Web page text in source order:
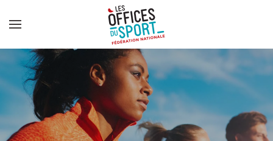
Panneau de gestion des cookies